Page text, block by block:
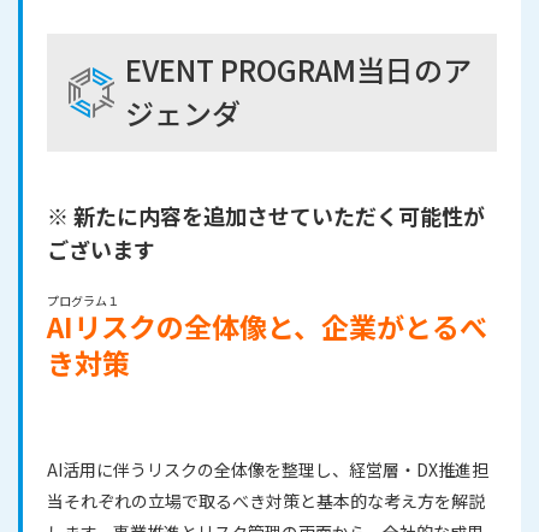
EVENT PROGRAM当日のア
ジェンダ
※ 新たに内容を追加させていただく可能性が
ございます
プログラム１
AIリスクの全体像と、企業がとるべ
き対策
AI活用に伴うリスクの全体像を整理し、経営層・DX推進担
当それぞれの立場で取るべき対策と基本的な考え方を解説